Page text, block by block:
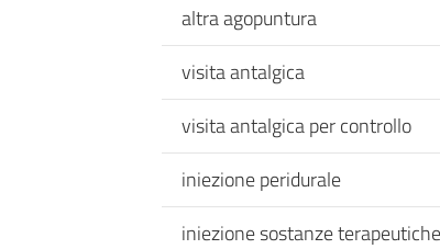
altra agopuntura
visita antalgica
visita antalgica per controllo
iniezione peridurale
iniezione sostanze